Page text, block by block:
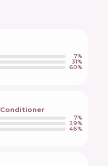
7%
31%
60%
7%
29%
46%